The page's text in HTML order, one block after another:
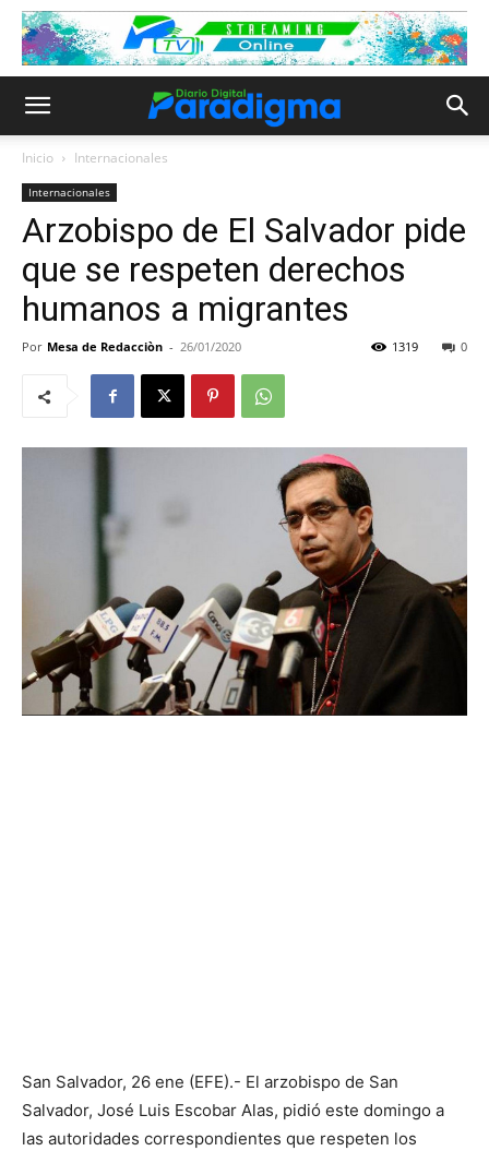
Inicio Internacionales
Internacionales
Arzobispo de El Salvador pide
que se respeten derechos
humanos a migrantes
Por Mesa de Redacciòn - 26/01/2020 0
1319
San Salvador, 26 ene (EFE).- El arzobispo de San
Salvador, José Luis Escobar Alas, pidió este domingo a
las autoridades correspondientes que respeten los